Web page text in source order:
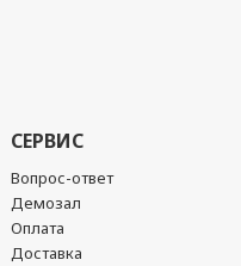
СЕРВИС
Вопрос-ответ
Демозал
Оплата
Доставка